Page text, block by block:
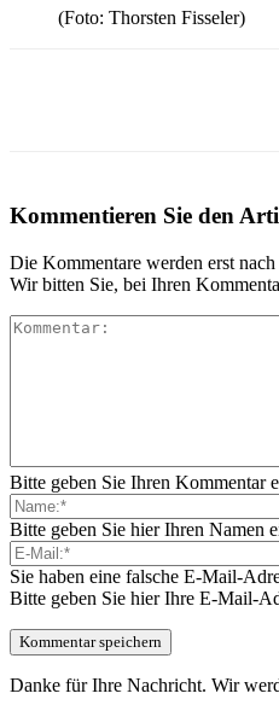
(Foto: Thorsten Fisseler)
Kommentieren Sie den
Die Kommentare werden erst
Wir bitten Sie, bei Ihren
Bitte geben Sie Ihren Kommentar
Bitte geben Sie hier Ihren Namen
Sie haben eine falsche E-Mail-
Bitte geben Sie hier Ihre E-Mail-
Danke für Ihre Nachricht. Wir